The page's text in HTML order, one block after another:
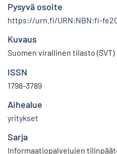
Pysyvä osoite
https://urn.fi/URN:NBN:fi-
Kuvaus
Suomen virallinen tilasto (SVT)
ISSN
1798-3789
Aihealue
yritykset
Sarja
Informaatiopalvelujen